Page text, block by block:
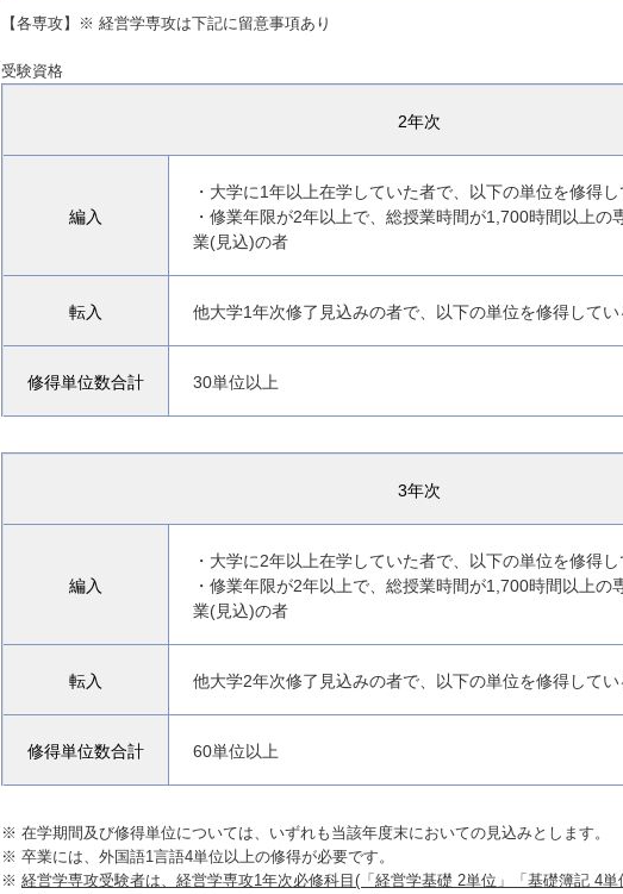
【各専攻】※ 経営学専攻は下記に留意事項あり
受験資格
2年次
編入
・大学に1年以上在学していた者で、以下の単位を修得
・修業年限が2年以上で、総授業時間が1,700時間以上の
業(見込)の者
転入 他大学1年次修了見込みの者で、以下の単位を修得してい
修得単位数合計 30単位以上
3年次
編入
・大学に2年以上在学していた者で、以下の単位を修得
・修業年限が2年以上で、総授業時間が1,700時間以上の
業(見込)の者
転入 他大学2年次修了見込みの者で、以下の単位を修得してい
修得単位数合計 60単位以上
※ 在学期間及び修得単位については、いずれも当該年度末においての見込みとします。
※ 卒業には、外国語1言語4単位以上の修得が必要です。
※ 経営学専攻受験者は、経営学専攻1年次必修科目(「経営学基礎 2単位」「基礎簿記 4